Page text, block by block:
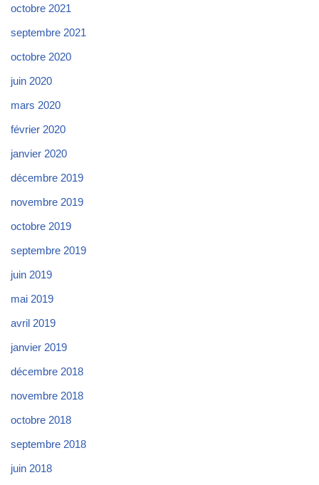
octobre 2021
septembre 2021
octobre 2020
juin 2020
mars 2020
février 2020
janvier 2020
décembre 2019
novembre 2019
octobre 2019
septembre 2019
juin 2019
mai 2019
avril 2019
janvier 2019
décembre 2018
novembre 2018
octobre 2018
septembre 2018
juin 2018